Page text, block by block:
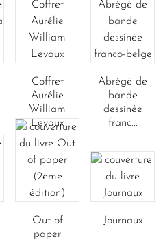
Coffret
Aurélie
William
Levaux
Abrégé de
bande
dessinée
franc...
Out of
paper
Journaux